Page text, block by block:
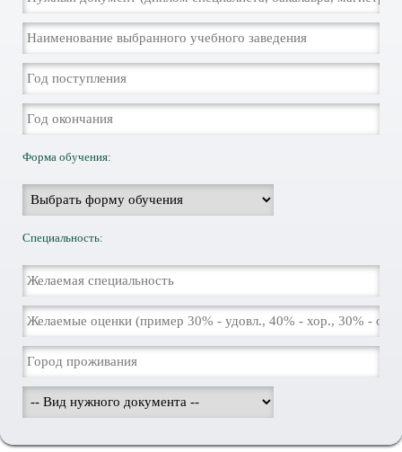
Форма обучения:
Специальность: